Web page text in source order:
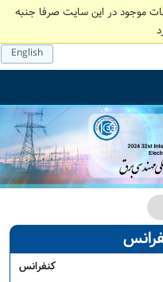
موجود در این سایت صرفا جنبه
English